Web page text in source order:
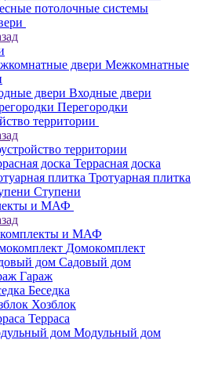
потолочные системы
Межкомнатные
Входные двери
Перегородки
территории
территории
Террасная доска
Тротуарная плитка
Ступени
и МАФ
и МАФ
Домокомплект
Садовый дом
Гараж
Беседка
Хозблок
Терраса
Модульный дом